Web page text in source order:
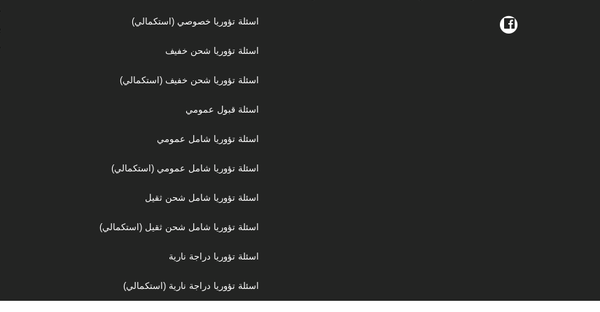
اسئلة تؤوريا خصوصي (استكمالي)
اسئلة تؤوريا شحن خفيف
اسئلة تؤوريا شحن خفيف (استكمالي)
اسئلة قبول عمومي
اسئلة تؤوريا شامل عمومي
اسئلة تؤوريا شامل عمومي (استكمالي)
اسئلة تؤوريا شامل شحن ثقيل
اسئلة تؤوريا شامل شحن ثقيل (استكمالي)
اسئلة تؤوريا دراجة نارية
اسئلة تؤوريا دراجة نارية (استكمالي)